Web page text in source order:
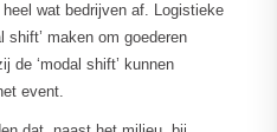
wat bedrijven af. Logistieke
shift’ maken om goederen
de ‘modal shift’ kunnen
event.